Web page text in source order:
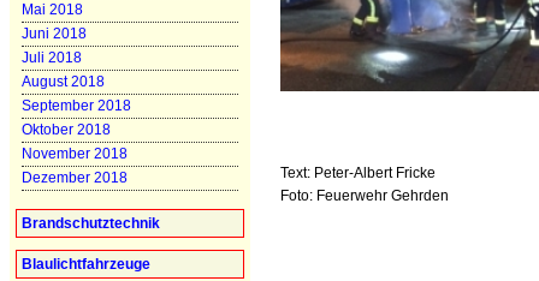
Mai 2018
Juni 2018
Juli 2018
August 2018
September 2018
Oktober 2018
November 2018
Dezember 2018
Brandschutztechnik
Blaulichtfahrzeuge
Text: Peter-Albert Fricke
Foto: Feuerwehr Gehrden